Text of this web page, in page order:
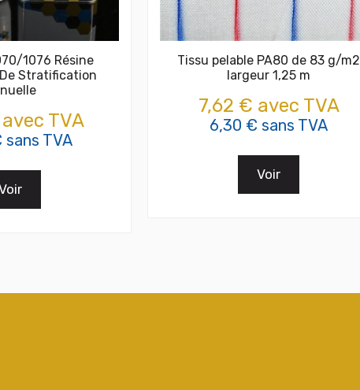
1076 Résine
Stratification
TVA
sans TVA
Tissu pelable PA80 de 83 g/m2
largeur 1,25 m
7,62 € avec TVA
6,30 € sans TVA
Voir